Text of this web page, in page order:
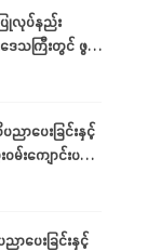
ြုလုပ်နည်း
ေသကြီးတွင် ဖွင့်
ညာပေးခြင်းနှင့်
းကျောင်းပညာ
ြင်း
ာပေးခြင်းနှင့်